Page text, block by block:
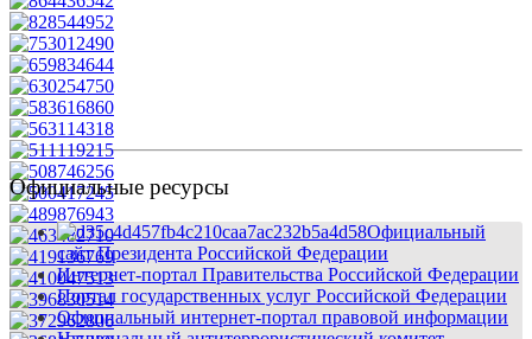
Официальные ресурсы
Официальный
сайт Президента Российской Федерации
Интернет-портал Правительства Российской Федерации
Портал государственных услуг Российской Федерации
Официальный интернет-портал правовой информации